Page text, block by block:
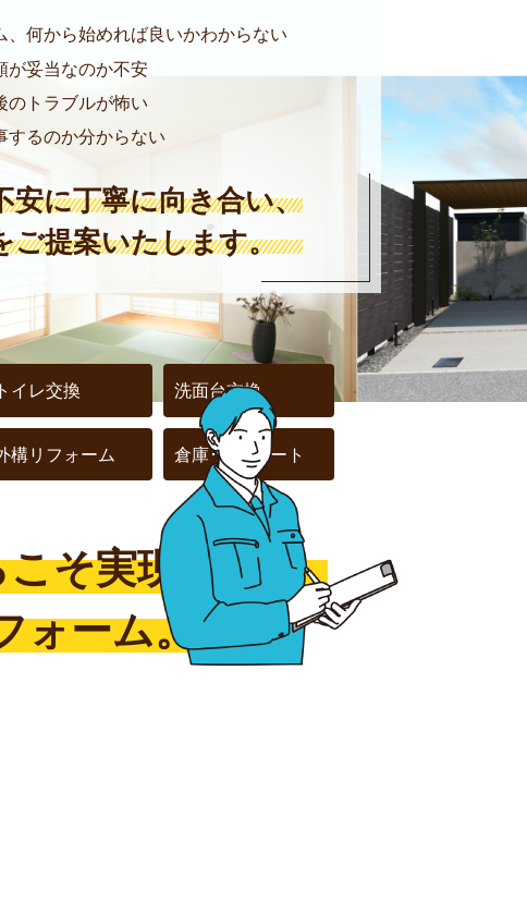
、何から始めれば良いかわからない
が妥当なのか不安
のトラブルが怖い
するのか分からない
安に丁寧に向き合い、
ご提案いたします。
トイレ交換 洗面台交換
構リフォーム 倉庫･カーポート
そ実現できる
ォーム。